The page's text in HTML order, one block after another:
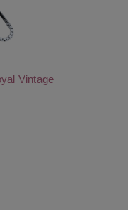
Vintage